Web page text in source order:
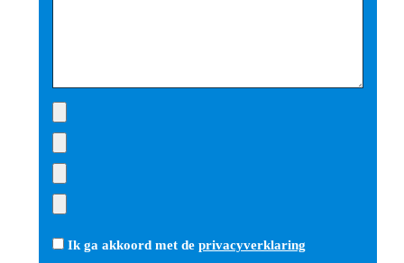
Ik ga akkoord met de privacyverklaring